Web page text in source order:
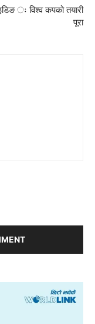
ः विश्व कपको तयारी
पूरा